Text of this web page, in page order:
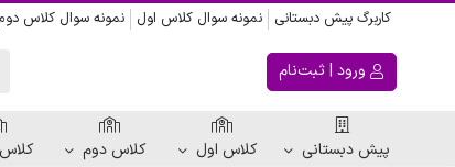
کاربرگ پیش دبستانی نمونه سوال کلاس اول نمونه سوال کلاس
ورود | ثبت‌نام
پیش دبستانی کلاس اول کلاس دوم